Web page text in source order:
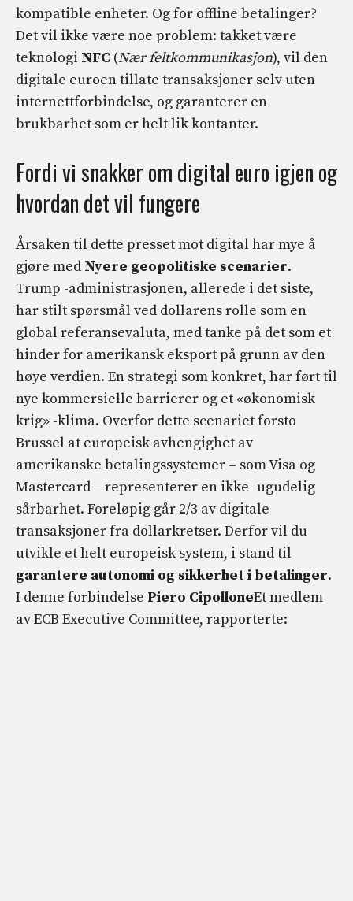
kompatible enheter. Og for offline betalinger?
Det vil ikke være noe problem: takket være
teknologi NFC (Nær feltkommunikasjon), vil den
digitale euroen tillate transaksjoner selv uten
internettforbindelse, og garanterer en
brukbarhet som er helt lik kontanter.
Fordi vi snakker om digital euro igjen og
hvordan det vil fungere
Årsaken til dette presset mot digital har mye å
gjøre med Nyere geopolitiske scenarier.
Trump -administrasjonen, allerede i det siste,
har stilt spørsmål ved dollarens rolle som en
global referansevaluta, med tanke på det som et
hinder for amerikansk eksport på grunn av den
høye verdien. En strategi som konkret, har ført til
nye kommersielle barrierer og et «økonomisk
krig» -klima. Overfor dette scenariet forsto
Brussel at europeisk avhengighet av
amerikanske betalingssystemer – som Visa og
Mastercard – representerer en ikke -ugudelig
sårbarhet. Foreløpig går 2/3 av digitale
transaksjoner fra dollarkretser. Derfor vil du
utvikle et helt europeisk system, i stand til
garantere autonomi og sikkerhet i betalinger.
I denne forbindelse Piero CipolloneEt medlem
av ECB Executive Committee, rapporterte: